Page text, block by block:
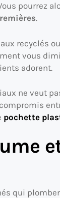
pourrez
.
recyclés
vous
adorent.
ne veut
pochette
qui